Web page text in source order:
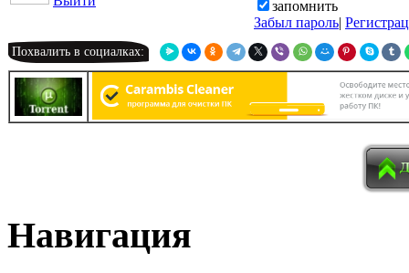
запомнить
Забыл пароль|
Похвалить в социалках:
Навигация